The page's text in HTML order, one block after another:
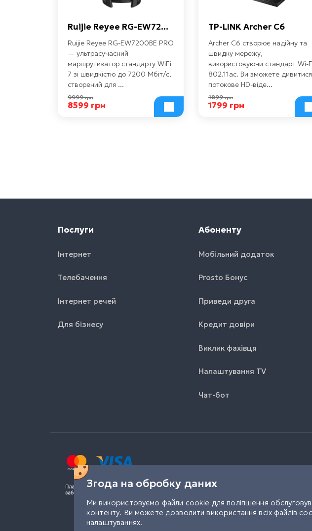
Ruijie Reyee RG-EW72...
Ruijie Reyee RG-EW7200BE PRO
— ультрасучасний
маршрутизатор стандарту WiFi
7 зі швидкістю до 7200 Мбіт/с,
створений для ...
9999грн
8599 грн
TP-LINK Archer C6
Archer С6 створює надійну та
швидку мережу,
використовуючи стандарт Wi-
802.11ac. Ви зможете дивитися
потокове HD-віде...
1899грн
1799 грн
Послуги
Інтернет
Телебачення
Інтернет речей
Для бізнесу
Абоненту
Мобільний додаток
Prosto Бонус
Приведи друга
Кредит довіри
Виклик фахівця
Налаштування TV
Чат-бот
Згода на обробку даних
Ми використовуємо файли cookie для поліпшення
контенту. Ви можете дозволити використання всіх файлів
налаштуваннях.